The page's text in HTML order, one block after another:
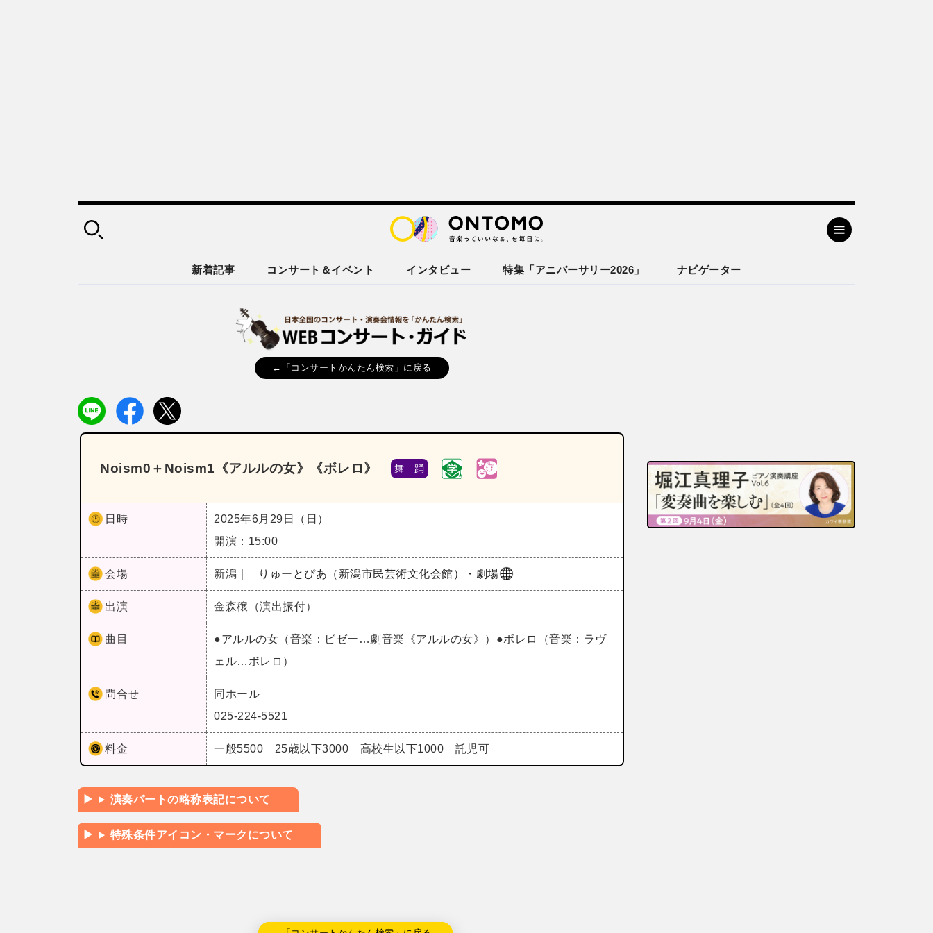
新着記事 コンサート＆イベント インタビュー 特集「アニバーサリー2026」 ナビゲーター
←「コンサートかんたん検索」に戻る
Noism0＋Noism1《アルルの女》《ボレロ》 舞 踊
日時
2025年6月29日（日）
開演：15:00
会場 新潟｜ りゅーとぴあ（新潟市民芸術文化会館）・劇場
出演 金森穣（演出振付）
曲目
●アルルの女（音楽：ビゼー…劇音楽《アルルの女》）●ボレロ（音楽：ラヴ
ェル…ボレロ）
問合せ
同ホール
025-224-5521
料金 一般5500 25歳以下3000 高校生以下1000 託児可
演奏パートの略称表記について
特殊条件アイコン・マークについて